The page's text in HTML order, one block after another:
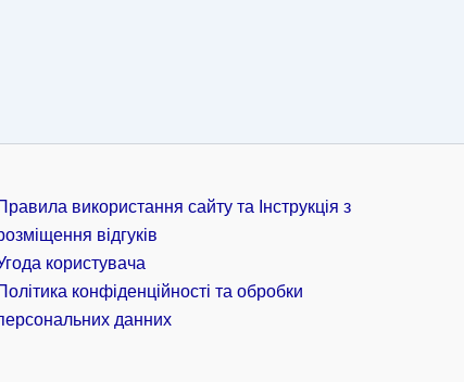
використання сайту та Інструкція з
відгуків
користувача
конфіденційності та обробки
данних